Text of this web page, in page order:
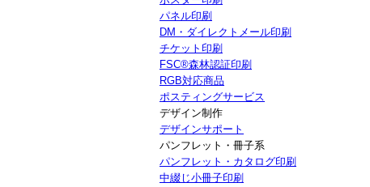
パネル印刷
DM・ダイレクトメール印刷
チケット印刷
FSC®森林認証印刷
RGB対応商品
ポスティングサービス
デザイン制作
デザインサポート
パンフレット・冊子系
パンフレット・カタログ印刷
中綴じ小冊子印刷